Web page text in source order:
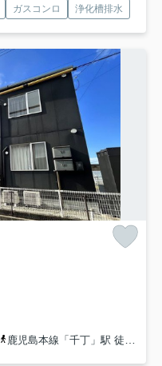
ガスコンロ 浄化槽排水
鹿児島本線「千丁」駅 徒歩26分